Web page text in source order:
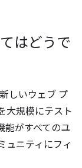
はどうで
しいウェブ プ
大規模にテスト
能がすべてのユ
ュニティにフィ